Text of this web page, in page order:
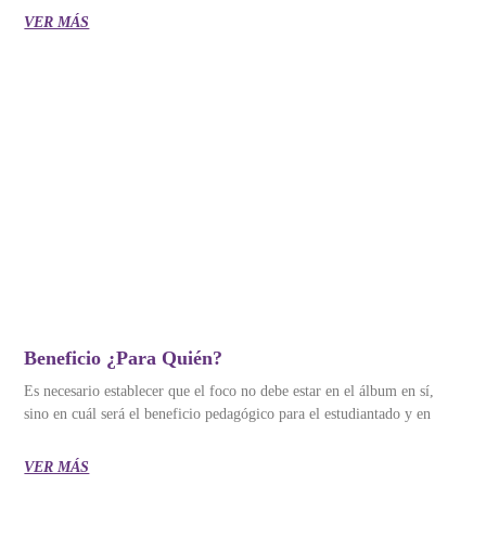
VER MÁS
Beneficio ¿para Quién?
Es necesario establecer que el foco no debe estar en el álbum en sí,
sino en cuál será el beneficio pedagógico para el estudiantado y en
VER MÁS